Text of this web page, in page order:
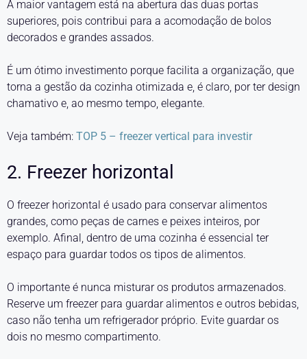
A maior vantagem está na abertura das duas portas
superiores, pois contribui para a acomodação de bolos
decorados e grandes assados.
É um ótimo investimento porque facilita a organização, que
torna a gestão da cozinha otimizada e, é claro, por ter design
chamativo e, ao mesmo tempo, elegante.
Veja também: TOP 5 – freezer vertical para investir
2. Freezer horizontal
O freezer horizontal é usado para conservar alimentos
grandes, como peças de carnes e peixes inteiros, por
exemplo. Afinal, dentro de uma cozinha é essencial ter
espaço para guardar todos os tipos de alimentos.
O importante é nunca misturar os produtos armazenados.
Reserve um freezer para guardar alimentos e outros bebidas,
caso não tenha um refrigerador próprio. Evite guardar os
dois no mesmo compartimento.